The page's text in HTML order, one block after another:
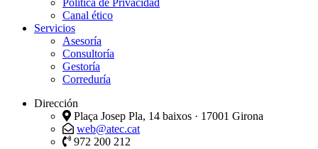
Política de Privacidad
Canal ético
Servicios
Asesoría
Consultoría
Gestoría
Correduría
Dirección
Plaça Josep Pla, 14 baixos · 17001 Girona
web@atec.cat
972 200 212